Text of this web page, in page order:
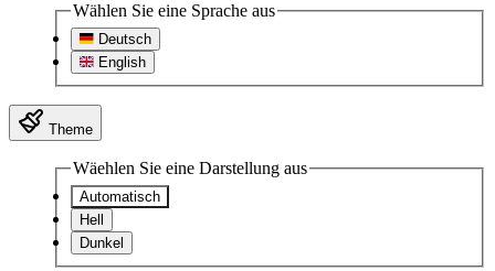
Wählen Sie eine Sprache aus
Deutsch
English
Theme
Wäehlen Sie eine Darstellung aus
Automatisch
Hell
Dunkel